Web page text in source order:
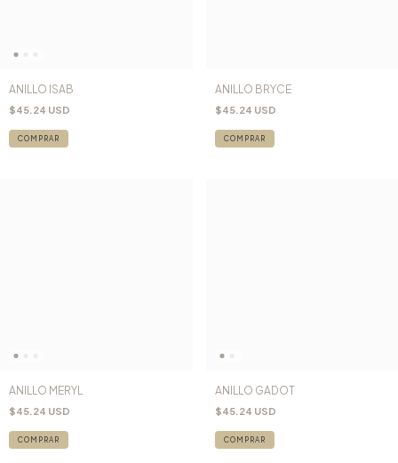
ANILLO ISAB
$45.24 USD
COMPRAR
ANILLO BRYCE
$45.24 USD
COMPRAR
ANILLO MERYL
$45.24 USD
COMPRAR
ANILLO GADOT
$45.24 USD
COMPRAR